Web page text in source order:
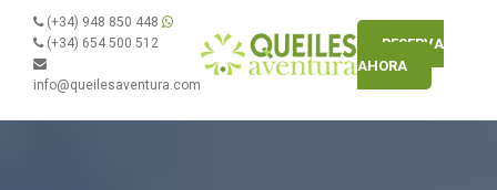
(+34) 948 850 448
(+34) 654 500 512
info@queilesaventura.com
RESERVA
AHORA